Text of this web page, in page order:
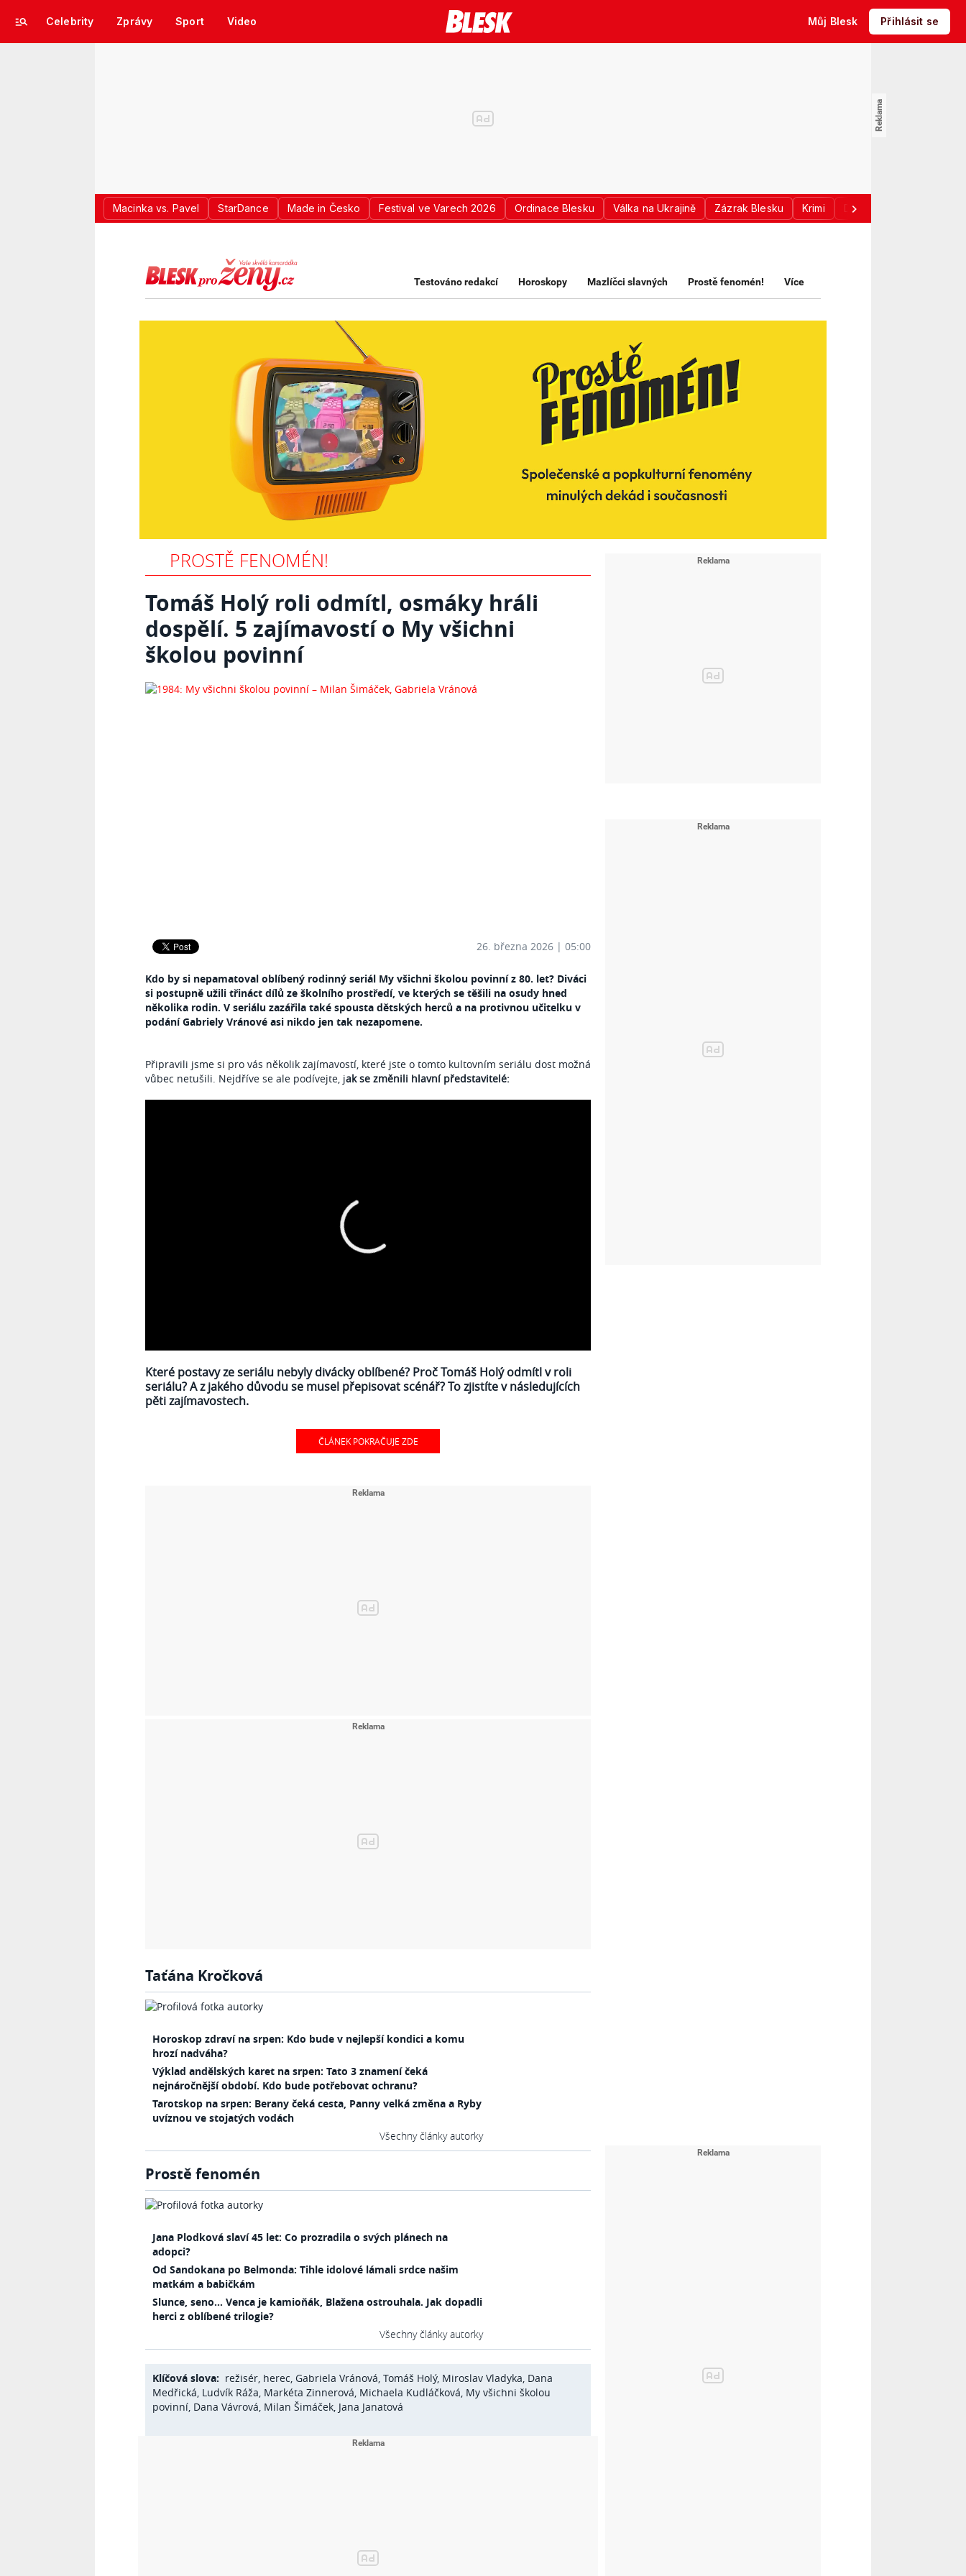
Celebrity Zprávy Sport Video Můj Blesk Přihlásit se
Macinka vs. Pavel StarDance Made in Česko Festival ve Varech 2026 Ordinace Blesku Válka na Ukrajině Zázrak Blesku Krimi Donald Trump
LOGO BLESK PRO ŽENY
Testováno redakcí Horoskopy Mazlíčci slavných Prostě fenomén! Více
PROSTĚ FENOMÉN!
Tomáš Holý roli odmítl, osmáky hráli
dospělí. 5 zajímavostí o My všichni
školou povinní
26. března 2026 | 05:00
Kdo by si nepamatoval oblíbený rodinný seriál My všichni školou povinní z 80. let? Diváci
si postupně užili třináct dílů ze školního prostředí, ve kterých se těšili na osudy hned
několika rodin. V seriálu zazářila také spousta dětských herců a na protivnou učitelku v
podání Gabriely Vránové asi nikdo jen tak nezapomene.
Připravili jsme si pro vás několik zajímavostí, které jste o tomto kultovním seriálu dost možná
vůbec netušili. Nejdříve se ale podívejte, jak se změnili hlavní představitelé:
Které postavy ze seriálu nebyly divácky oblíbené? Proč Tomáš Holý odmítl v roli
seriálu? A z jakého důvodu se musel přepisovat scénář? To zjistíte v následujících
pětizajímavostech.
ČLÁNEK POKRAČUJE ZDE
Taťána Kročková
Horoskop zdraví na srpen: Kdo bude v nejlepší kondici a komu
hrozí nadváha?
Výklad andělských karet na srpen: Tato 3 znamení čeká
nejnáročnější období. Kdo bude potřebovat ochranu?
Tarotskop na srpen: Berany čeká cesta, Panny velká změna a Ryby
uvíznou ve stojatých vodách
Všechny články autorky
Prostě fenomén
Jana Plodková slaví 45 let: Co prozradila o svých plánech na
adopci?
Od Sandokana po Belmonda: Tihle idolové lámali srdce našim
matkám a babičkám
Slunce, seno… Venca je kamioňák, Blažena ostrouhala. Jak dopadli
herci z oblíbené trilogie?
Všechny články autorky
Klíčová slova: režisér, herec, Gabriela Vránová, Tomáš Holý, Miroslav Vladyka, Dana
Medřická, Ludvík Ráža, Markéta Zinnerová, Michaela Kudláčková, My všichni školou
povinní, Dana Vávrová, Milan Šimáček, Jana Janatová